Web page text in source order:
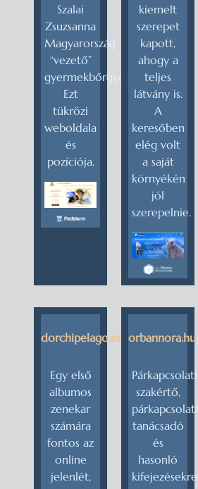
Szalai
Zsuzsanna
Magyarország
“vezető”
gyermekbőrgyógyásza.
Ezt
tükrözi
weboldala
és
pozíciója.
kiemelt
szerepet
kapott,
ahogy a
teljes
látvány is.
A
keresőben
elég volt
a saját
környékén
jól
szerepelnie.
dorchipelago.eu
Egy első
albumos
zenekar
számára
fontos az
online
jelenlét,
orbannora.hu
Párkapcsolati
szakértő,
párkapcsolati
tanácsadó
és
hasonló
kifejezésekre